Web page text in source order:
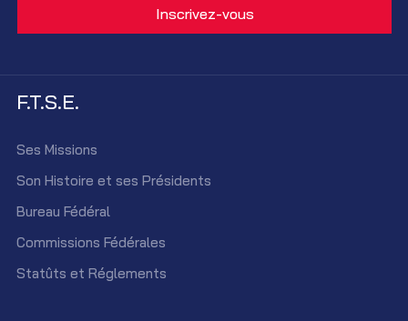
F.T.S.E.
Ses Missions
Son Histoire et ses Présidents
Bureau Fédéral
Commissions Fédérales
Statûts et Réglements